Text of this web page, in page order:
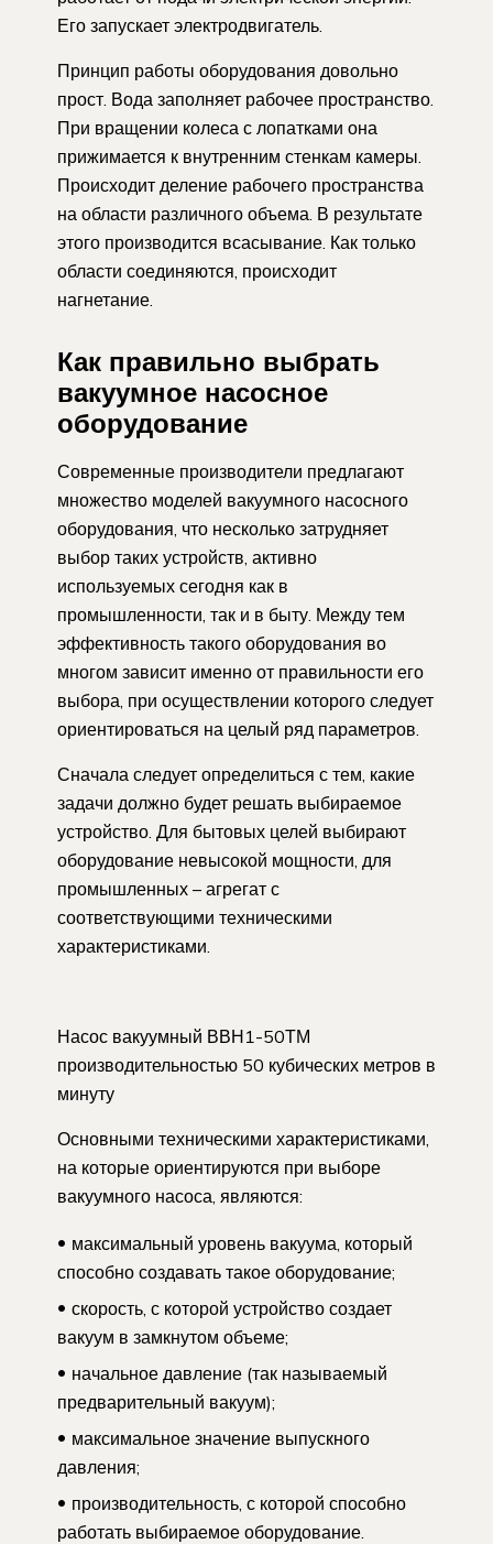
Его запускает электродвигатель.
Принцип работы оборудования довольно
прост. Вода заполняет рабочее пространство.
При вращении колеса с лопатками она
прижимается к внутренним стенкам камеры.
Происходит деление рабочего пространства
на области различного объема. В результате
этого производится всасывание. Как только
области соединяются, происходит
нагнетание.
Как правильно выбрать
вакуумное насосное
оборудование
Современные производители предлагают
множество моделей вакуумного насосного
оборудования, что несколько затрудняет
выбор таких устройств, активно
используемых сегодня как в
промышленности, так и в быту. Между тем
эффективность такого оборудования во
многом зависит именно от правильности его
выбора, при осуществлении которого следует
ориентироваться на целый ряд параметров.
Сначала следует определиться с тем, какие
задачи должно будет решать выбираемое
устройство. Для бытовых целей выбирают
оборудование невысокой мощности, для
промышленных – агрегат с
соответствующими техническими
характеристиками.
Насос вакуумный ВВН1-50ТМ
производительностью 50 кубических метров в
минуту
Основными техническими характеристиками,
на которые ориентируются при выборе
вакуумного насоса, являются:
максимальный уровень вакуума, который
способно создавать такое оборудование;
скорость, с которой устройство создает
вакуум в замкнутом объеме;
начальное давление (так называемый
предварительный вакуум);
максимальное значение выпускного
давления;
производительность, с которой способно
работать выбираемое оборудование.